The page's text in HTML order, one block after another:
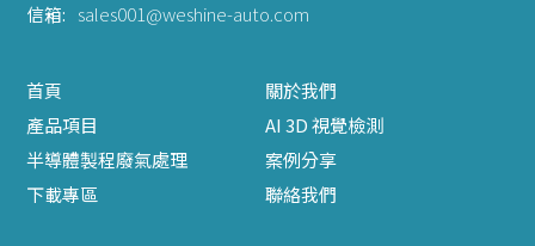
信箱: sales001@weshine-auto.com
首頁
關於我們
產品項目
AI 3D 視覺檢測
半導體製程廢氣處理
案例分享
下載專區
聯絡我們